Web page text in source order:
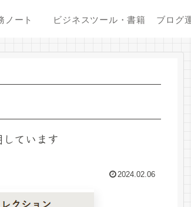
ノート ビジネスツール・書籍 ブログ
ています
2024.02.06